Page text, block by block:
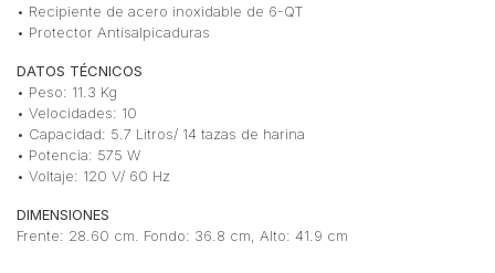
• Recipiente de acero inoxidable de 6-QT
• Protector Antisalpicaduras
DATOS TÉCNICOS
• Peso: 11.3 Kg
• Velocidades: 10
• Capacidad: 5.7 Litros/ 14 tazas de harina
• Potencia: 575 W
• Voltaje: 120 V/ 60 Hz
DIMENSIONES
Frente: 28.60 cm. Fondo: 36.8 cm, Alto: 41.9 cm